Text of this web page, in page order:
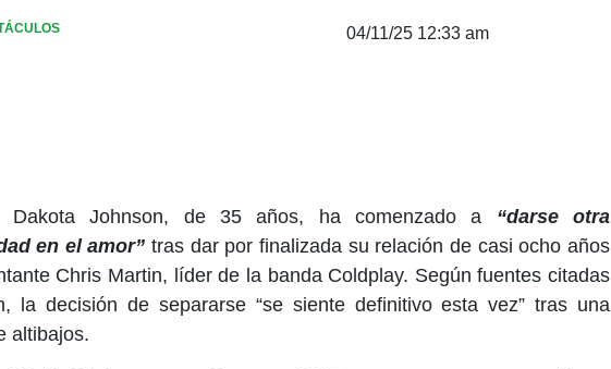
04/11/25 12:33 am
Dakota Johnson, de 35 años, ha comenzado a “darse otra
en el amor” tras dar por finalizada su relación de casi ocho años
Chris Martin, líder de la banda Coldplay. Según fuentes citadas
la decisión de separarse “se siente definitivo esta vez” tras una
altibajos.